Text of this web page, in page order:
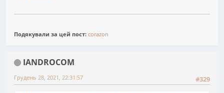
Подякували за цей пост: corazon
IANDROCOM
#329
Грудень 28, 2021, 22:31:57